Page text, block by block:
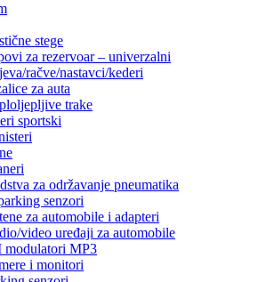
stege
za rezervoar – univerzalni
račve/nastavci/kederi
za auta
trake
sportski
za održavanje pneumatika
senzori
za automobile i adapteri
video uređaji za automobile
modulatori MP3
i monitori